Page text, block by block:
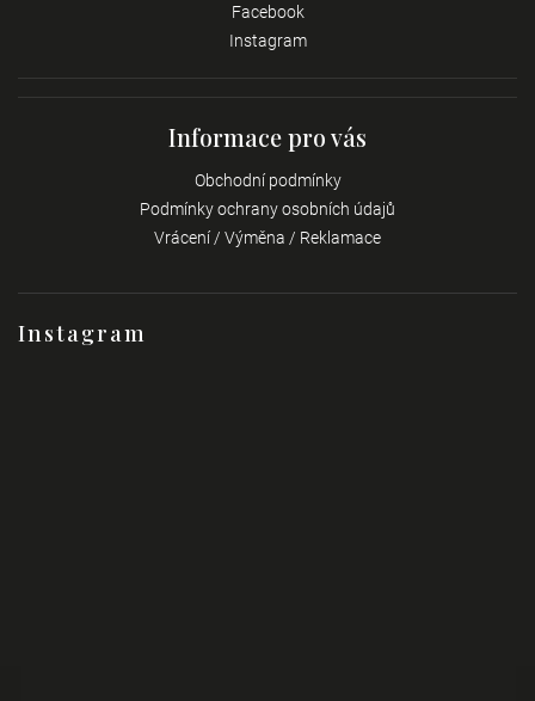
Instagram
Facebook
Instagram
Informace pro vás
Obchodní podmínky
Podmínky ochrany osobních údajů
Vrácení / Výměna / Reklamace